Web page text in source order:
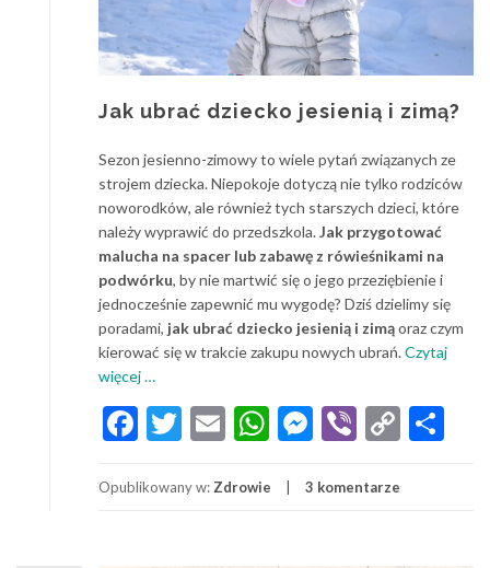
Jak ubrać dziecko jesienią i zimą?
Sezon jesienno-zimowy to wiele pytań związanych ze
strojem dziecka. Niepokoje dotyczą nie tylko rodziców
noworodków, ale również tych starszych dzieci, które
należy wyprawić do przedszkola.Jak przygotować
malucha na spacer lub zabawę z rówieśnikami na
podwórku, by nie martwić się o jego przeziębienie i
jednocześnie zapewnić mu wygodę? Dziś dzielimy się
poradami, jak ubrać dziecko jesienią i zimąoraz czym
kierować się w trakcie zakupu nowych ubrań.Czytaj
więcejo
ubrać
i
…
Facebook
Twitter
EmailWhatsApp
Messenger
Viber
Copy
Opublikowany w:Zdrowie 3 komentarze